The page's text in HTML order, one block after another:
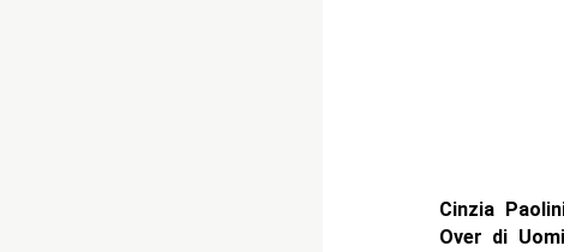
Cinzia
Over di